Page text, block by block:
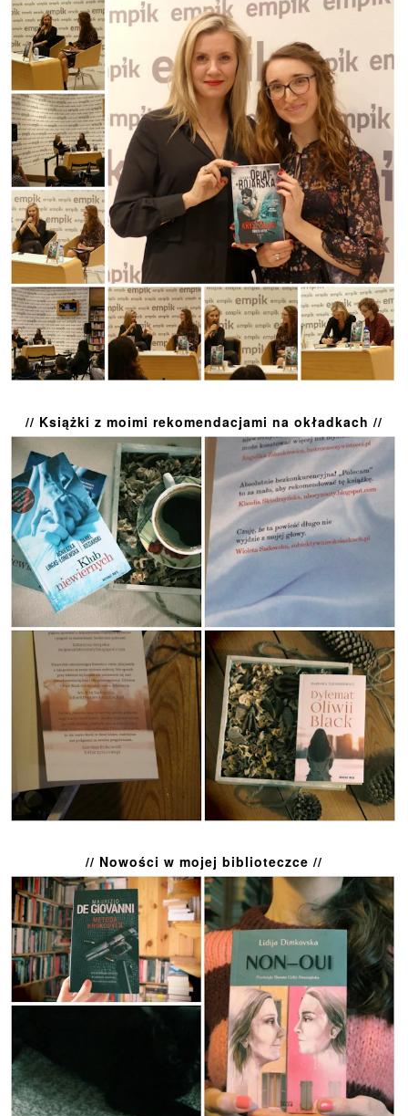
// Książki z moimi rekomendacjami na okładkach //
// Nowości w mojej biblioteczce //